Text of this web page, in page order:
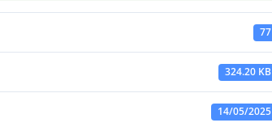
77
324.20 KB
14/05/2025